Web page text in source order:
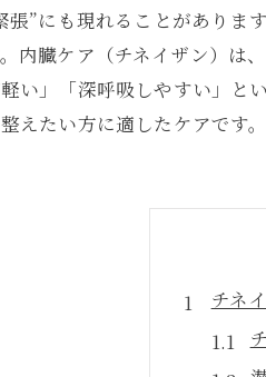
張”にも現れることがありま
内臓ケア（チネイザン）は
軽い」「深呼吸しやすい」
えたい方に適したケアです。
チネ